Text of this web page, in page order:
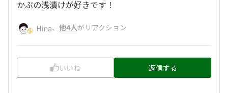
かぶの浅漬けが好きです！
Hina、 他4人がリアクション
いいね 返信する